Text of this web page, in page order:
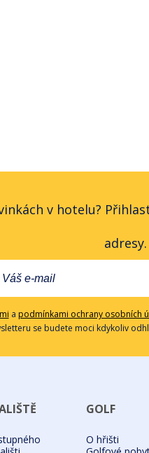
v hotelu?
adresy.
a podmínkami ochrany osobních
se budete moci kdykoliv
GOLF
O hřišti